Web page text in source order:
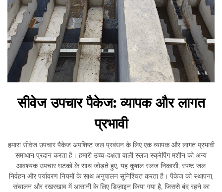
सीवेज उपचार पैकेज: व्यापक और लागत
प्रभावी
हमारा सीवेज उपचार पैकेज अपशिष्ट जल प्रबंधन के लिए एक व्यापक और लागत प्रभावी
समाधान प्रदान करता है। हमारी उच्च-दक्षता वाली स्लज स्क्रेपिंग मशीन को अन्य
आवश्यक उपचार घटकों के साथ जोड़ते हुए, यह कुशल स्लज निकासी, स्पष्ट जल
निर्वहन और पर्यावरण नियमों के साथ अनुपालन सुनिश्चित करता है। पैकेज को स्थापना,
संचालन और रखरखाव में आसानी के लिए डिज़ाइन किया गया है, जिससे बंद रहने का